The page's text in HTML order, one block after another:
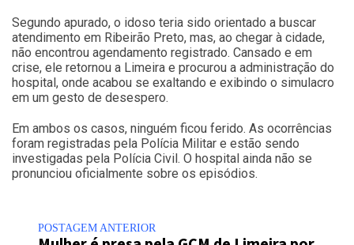
Segundo apurado, o idoso teria sido orientado a buscar
atendimento em Ribeirão Preto, mas, ao chegar à cidade,
não encontrou agendamento registrado. Cansado e em
crise, ele retornou a Limeira e procurou a administração do
hospital, onde acabou se exaltando e exibindo o simulacro
em um gesto de desespero.
Em ambos os casos, ninguém ficou ferido. As ocorrências
foram registradas pela Polícia Militar e estão sendo
investigadas pela Polícia Civil. O hospital ainda não se
pronunciou oficialmente sobre os episódios.
POSTAGEM ANTERIOR